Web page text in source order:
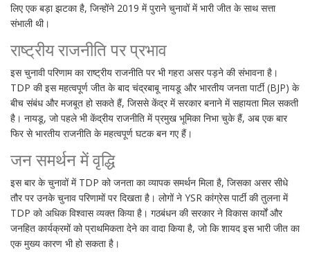
लिए एक बड़ा झटका है, जिन्होंने 2019 में पुराने चुनावों में भारी जीत के साथ सत्ता
संभाली थी।
राष्ट्रीय राजनीति पर प्रभाव
इस चुनावी परिणाम का राष्ट्रीय राजनीति पर भी गहरा असर पड़ने की संभावना है।
TDP की इस महत्वपूर्ण जीत के बाद चंद्रबाबू नायडू और भारतीय जनता पार्टी (BJP) के
बीच संबंध और मजबूत हो सकते हैं, जिससे केंद्र में सरकार बनाने में सहायता मिल सकती
है। नायडू, जो पहले भी केंद्रीय राजनीति में प्रमुख भूमिका निभा चुके हैं, अब एक बार
फिर से भारतीय राजनीति के महत्वपूर्ण घटक बन गए हैं।
जन समर्थन में वृद्धि
इस बार के चुनावों में TDP को जनता का व्यापक समर्थन मिला है, जिसका असर सीधे
तौर पर उनके चुनाव परिणामों पर दिखता है। लोगों ने YSR कांग्रेस पार्टी की तुलना में
TDP को अधिक विश्वास व्यक्त किया है। गठबंधन की सरकार ने विकास कार्यों और
जनहित कार्यक्रमों को प्राथमिकता देने का वादा किया है, जो कि शायद इस भारी जीत का
एक मुख्य कारण भी हो सकता है।